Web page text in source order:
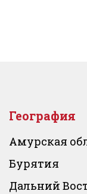
География
Амурская
Бурятия
Дальний